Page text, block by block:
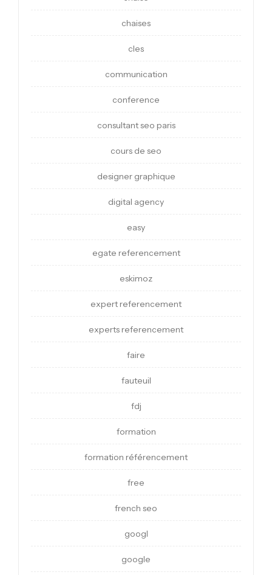
chaises
cles
communication
conference
consultant seo paris
cours de seo
designer graphique
digital agency
easy
egate referencement
eskimoz
expert referencement
experts referencement
faire
fauteuil
fdj
formation
formation référencement
free
french seo
googl
google